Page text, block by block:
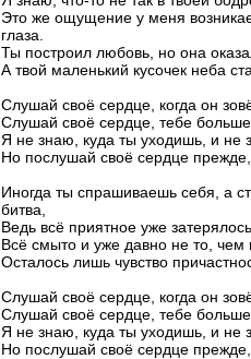
Это же ощущение у меня
глаза.
Ты построил любовь, но она
А твой маленький кусочек неба
Слушай своё сердце, когда он
Слушай своё сердце, тебе больше
Я не знаю, куда ты уходишь, и не
Но послушай своё сердце
Иногда ты спрашиваешь себя, а
битва,
Ведь всё приятное уже
Всё смыто и уже давно не то, чем
Осталось лишь чувство
Слушай своё сердце, когда он
Слушай своё сердце, тебе больше
Я не знаю, куда ты уходишь, и не
Но послушай своё сердце